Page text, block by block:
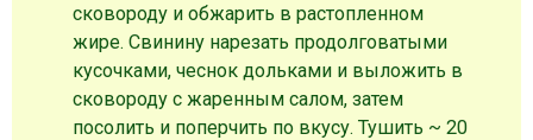
сковороду и обжарить в растопленном
жире. Свинину нарезать продолговатыми
кусочками, чеснок дольками и выложить в
сковороду с жаренным салом, затем
посолить и поперчить по вкусу. Тушить ~ 20